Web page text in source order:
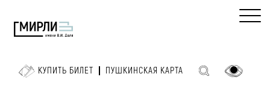
КУПИТЬ БИЛЕТ ПУШКИНСКАЯ КАРТА